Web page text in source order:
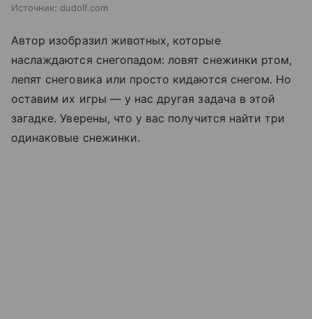
Источник: dudolf.com
Автор изобразил животных, которые
наслаждаются снегопадом: ловят снежинки ртом,
лепят снеговика или просто кидаются снегом. Но
оставим их игры — у нас другая задача в этой
загадке. Уверены, что у вас получится найти три
одинаковые снежинки.